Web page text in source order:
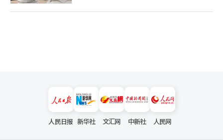
人民日报 新华社 文汇网 中新社 人民网